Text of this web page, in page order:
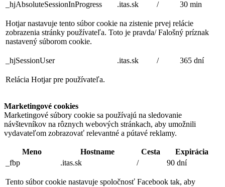
_hjAbsoluteSessionInProgress .itas.sk / 30 min
Hotjar nastavuje tento súbor cookie na zistenie prvej relácie
zobrazenia stránky používateľa. Toto je pravda/ Falošný príznak
nastavený súborom cookie.
_hjSessionUser .itas.sk / 365 dní
Relácia Hotjar pre používateľa.
Marketingové cookies
Marketingové súbory cookie sa používajú na sledovanie
návštevníkov na rôznych webových stránkach, aby umožnili
vydavateľom zobrazovať relevantné a pútavé reklamy.
Meno Hostname Cesta
Expirácia
_fbp
.itas.sk / 90 dní
Tento súbor cookie nastavuje spoločnosť Facebook tak, aby